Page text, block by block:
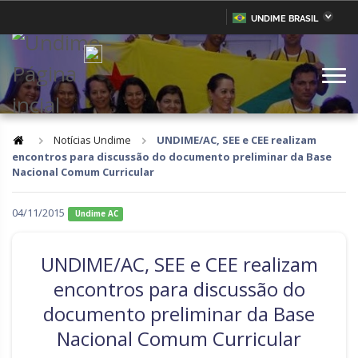
IR
PARA
CONTEÚDO
UNDIME BRASIL
Bahia Ceará
Goiás Maranhão
Mato Grosso
Paraná
Rio de Janeiro Rio Grande do Norte
Rondônia Roraima
Notícias Undime
UNDIME/AC, SEE e CEE realizam
encontros para discussão do documento preliminar da Base
Nacional Comum Curricular
04/11/2015 Undime AC
UNDIME/AC, SEE e CEE realizam
encontros para discussão do
documento preliminar da Base
Nacional Comum Curricular